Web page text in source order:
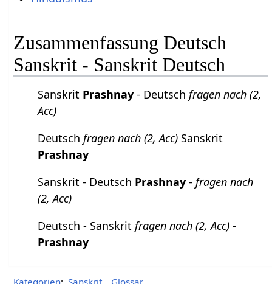
Zusammenfassung Deutsch
Sanskrit - Sanskrit Deutsch
Sanskrit Prashnay - Deutschfragen nach (2,
Acc)
Deutschfragen nach (2, Acc) Sanskrit
Prashnay
Sanskrit - Deutsch Prashnay -fragen nach
(2, Acc)
Deutsch - Sanskritfragen nach (2, Acc) -
Prashnay